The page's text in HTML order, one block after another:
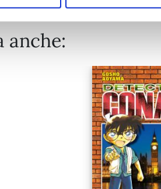
anche: